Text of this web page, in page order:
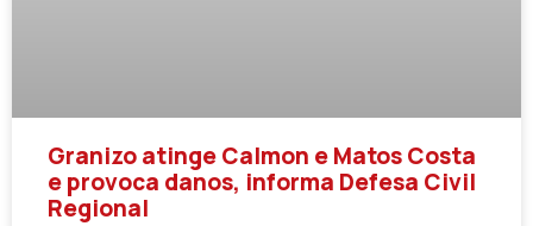
Granizo atinge Calmon e Matos Costa
e provoca danos, informa Defesa Civil
Regional